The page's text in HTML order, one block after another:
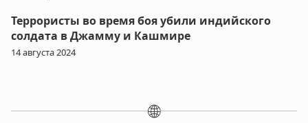
Террористы во время боя убили индийского
солдата в Джамму и Кашмире
14 августа 2024
🌐